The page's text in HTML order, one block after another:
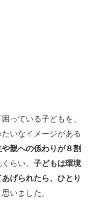
っている子どもを、
いなイメージがある
や親への係わりが８割
らい、 子どもは環境
げられたら、ひとり
いました。